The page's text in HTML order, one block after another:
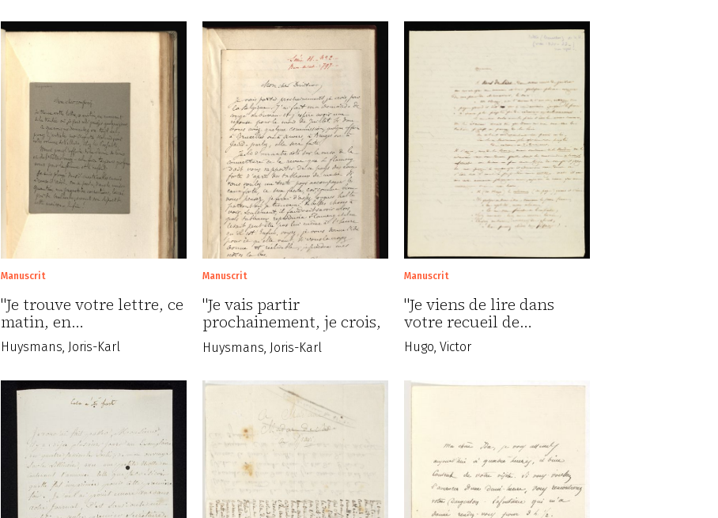
Manuscrit
"Je trouve votre lettre, ce
matin, en…
Huysmans, Joris-Karl
Manuscrit
"Je vais partir
prochainement, je crois,
…
Huysmans, Joris-Karl
Manuscrit
"Je viens de lire dans
votre recueil de…
Hugo, Victor